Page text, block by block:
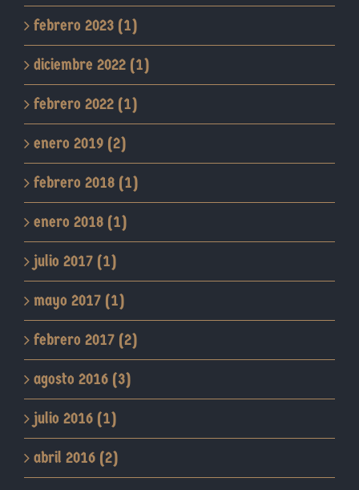
febrero 2023 (1)
diciembre 2022 (1)
febrero 2022 (1)
enero 2019 (2)
febrero 2018 (1)
enero 2018 (1)
julio 2017 (1)
mayo 2017 (1)
febrero 2017 (2)
agosto 2016 (3)
julio 2016 (1)
abril 2016 (2)